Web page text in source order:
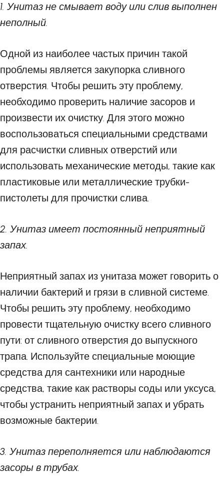
1. Унитаз не смывает воду или слив выполнен
неполный.
Одной из наиболее частых причин такой
проблемы является закупорка сливного
отверстия. Чтобы решить эту проблему,
необходимо проверить наличие засоров и
произвести их очистку. Для этого можно
воспользоваться специальными средствами
для расчистки сливных отверстий или
использовать механические методы, такие как
пластиковые или металлические трубки-
пистолеты для прочистки слива.
2. Унитаз имеет постоянный неприятный
запах.
Неприятный запах из унитаза может говорить о
наличии бактерий и грязи в сливной системе.
Чтобы решить эту проблему, необходимо
провести тщательную очистку всего сливного
пути: от сливного отверстия до выпускного
трапа. Используйте специальные моющие
средства для сантехники или народные
средства, такие как растворы соды или уксуса,
чтобы устранить неприятный запах и убрать
возможные бактерии.
3. Унитаз переполняется или наблюдаются
засоры в трубах.